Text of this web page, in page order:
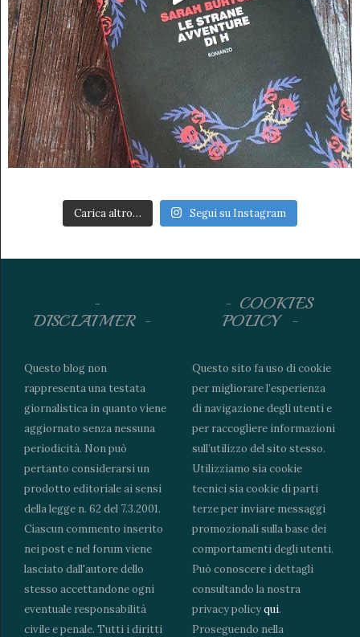
Carica altro… Segui su Instagram
DISCLAIMER
Questo blog non
rappresenta una testata
giornalistica in quanto viene
aggiornato senza nessuna
periodicità. Non può
pertanto considerarsi un
prodotto editoriale ai sensi
della legge n. 62 del 7.3.2001.
Ciascun commento inserito
nei post e nel forum viene
lasciato dall'autore dello
stesso accettandone ogni
eventuale responsabilità
civile e penale. Tutti i diritti
COOKIES
POLICY
Questo sito fa uso di cookie
per migliorare l’esperienza
di navigazione degli utenti e
per raccogliere informazioni
sull’utilizzo del sito stesso.
Utilizziamo sia cookie
tecnici sia cookie di parti
terze per inviare messaggi
promozionali sulla base dei
comportamenti degli utenti.
Può conoscere i dettagli
consultando la nostra
privacy policyqui.
Proseguendo nella